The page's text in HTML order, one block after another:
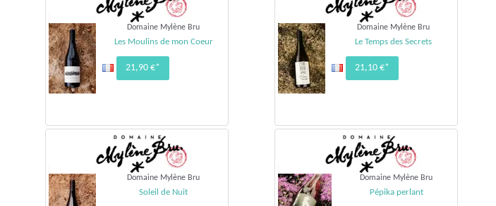
Domaine Mylène Bru
Les Moulins de mon Coeur
21,90 €*
Domaine Mylène Bru
Le Temps des Secrets
21,10 €*
Domaine Mylène Bru
Soleil de Nuit
Domaine Mylène Bru
Pépika perlant